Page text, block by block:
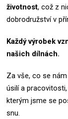
životnost, což z
dobrodružství v
Každý výrobek
našich dílnách.
Za vše, co se
úsilí a
kterým jsme se
snu.